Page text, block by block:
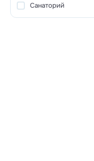
Санаторий